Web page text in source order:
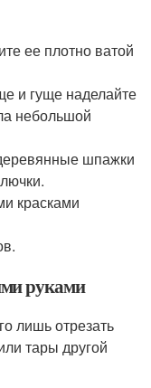
ее плотно ватой
и гуще наделайте
небольшой
шпажки
красками
руками
лишь отрезать
тары другой